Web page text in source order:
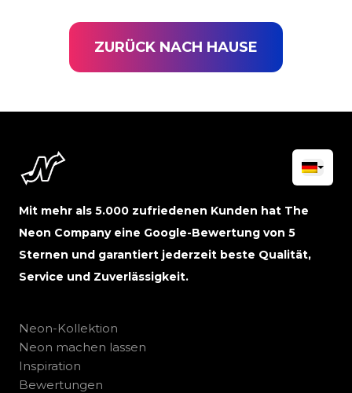
ZURÜCK NACH HAUSE
Mit mehr als 5.000 zufriedenen Kunden hat The
Neon Company eine Google-Bewertung von 5
Sternen und garantiert jederzeit beste Qualität,
Service und Zuverlässigkeit.
Neon-Kollektion
Neon machen lassen
Inspiration
Bewertungen